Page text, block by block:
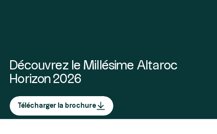
Découvrez le Millésime Altaroc
Horizon 2026
Télécharger la brochure